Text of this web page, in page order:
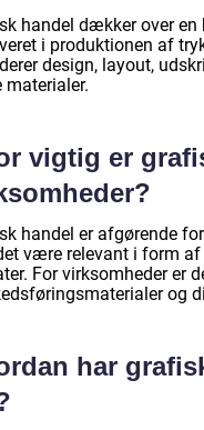
handel dækker over en
i produktionen af
design, layout,
materialer.
vigtig er
handel er afgørende
være relevant i form
For virksomheder er
og
har